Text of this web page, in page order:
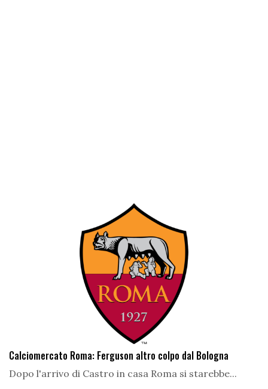
Calciomercato Roma: Ferguson altro colpo dal Bologna
Dopo l'arrivo di Castro in casa Roma si starebbe...